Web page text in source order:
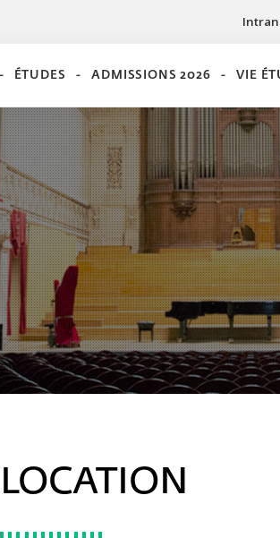
ÉTUDES ADMISSIONS 2026 VIE
LOCATION